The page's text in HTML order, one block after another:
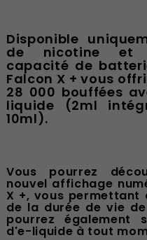
Disponible
de nicotine et
capacité de
Falcon X + vous
28 000 bouffées
liquide (2ml
10ml).
Vous pourrez
nouvel affichage
X +, vous permettant
de la durée de vie
pourrez également
d'e-liquide à tout